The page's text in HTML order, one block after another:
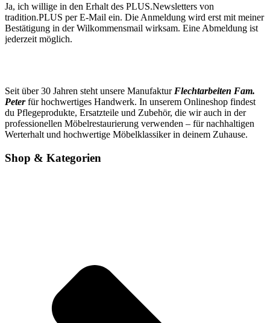
Ja, ich willige in den Erhalt des PLUS.Newsletters von
tradition.PLUS per E-Mail ein. Die Anmeldung wird erst mit meiner
Bestätigung in der Wilkommensmail wirksam. Eine Abmeldung ist
jederzeit möglich.
Seit über 30 Jahren steht unsere ManufakturFlechtarbeiten Fam.
Peterfür hochwertiges Handwerk. In unserem Onlineshop findest
du Pflegeprodukte, Ersatzteile und Zubehör, die wir auch in der
professionellen Möbelrestaurierung verwenden – für nachhaltigen
Werterhalt und hochwertige Möbelklassiker in deinem Zuhause.
Shop & Kategorien